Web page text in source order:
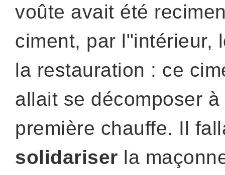
voûte avait été
ciment, par l"intérieur,
la restauration : ce
allait se décomposer à
première chauffe. Il
solidariser la